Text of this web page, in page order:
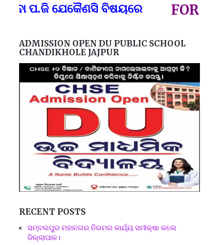
ପ.ଜି ଯେକୈଣସି ବିଷୟରେ FOR
ADMISSION OPEN DU PUBLIC SCHOOL
CHANDIKHOLE JAJPUR
RECENT POSTS
ସମ୍ବଲପୁର ମହାନଗର ନିଗମର କାର୍ଯ୍ୟ ସମୀକ୍ଷା କଲେ
ଜିଲ୍ଲାପାଳ।